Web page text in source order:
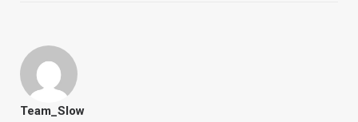
Team_Slow